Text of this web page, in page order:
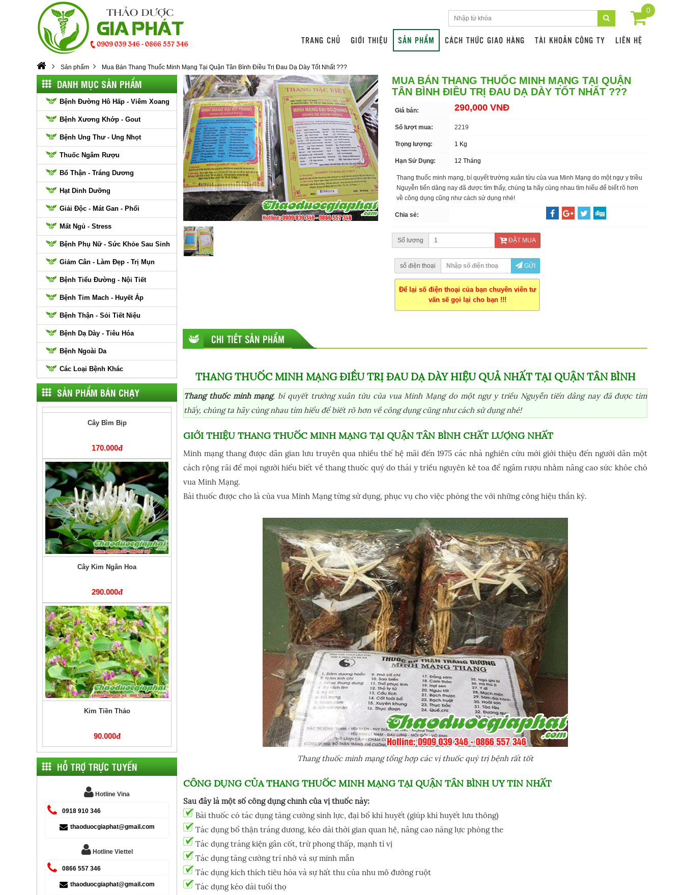
0
TRANG CHỦ GIỚI THIỆU SẢN PHẨM CÁCH THỨC GIAO HÀNG TÀI KHOẢN CÔNG TY LIÊN HỆ
Sản phẩm Mua Bán Thang Thuốc Minh Mạng Tại Quận Tân Bình Điều Trị Đau Dạ Dày Tốt Nhất ???
MUA BÁN THANG THUỐC MINH MẠNG TẠI QUẬN
TÂN BÌNH ĐIỀU TRỊ ĐAU DẠ DÀY TỐT NHẤT ???
Giá bán: 290,000 VNĐ
Số lượt mua: 2219
Trọng lượng: 1 Kg
Hạn Sử Dụng: 12 Tháng
Thang thuốc minh mạng, bí quyết trường xuân tửu của vua Minh Mạng do một ngự y triều
Nguyễn tiến dâng nay đã được tìm thấy, chúng ta hãy cùng nhau tìm hiểu để biết rõ hơn
về công dụng cũng như cách sử dụng nhé!
Chia sẻ:
Số lượng ĐẶT MUA
số điện thoại GỬI
Để lại số điện thoại của bạn chuyên viên tư
vấn sẽ gọi lại cho bạn !!!
CHI TIẾT SẢN PHẨM
THANG THUỐC MINH MẠNG ĐIỀU TRỊ ĐAU DẠ DÀY HIỆU QUẢ NHẤT TẠI QUẬN TÂN BÌNH
Thang thuốc minh mạng, bí quyết trường xuân tửu của vua Minh Mạng do một ngự y triều Nguyễn tiến dâng nay đã được tìm
thấy, chúng ta hãy cùng nhau tìm hiểu để biết rõ hơn về công dụng cũng như cách sử dụng nhé!
GIỚI THIỆU THANG THUỐC MINH MẠNG TẠI QUẬN TÂN BÌNH CHẤT LƯỢNG NHẤT
Minh mạng thang được dân gian lưu truyên qua nhiều thế hệ mãi đến 1975 các nhà nghiên cứu mới giới thiệu đến người dân một
cách rộng rãi để mọi người hiểu biết về thang thuốc quý do thái y triều nguyên kê toa để ngâm rượu nhằm nâng cao sức khỏe chó
vua Minh Mạng.
Bài thuốc được cho là của vua Minh Mạng từng sử dụng, phục vụ cho việc phòng the với những công hiệu thần kỳ.
Thang thuốc minh mạng tổng hợp các vị thuốc quý trị bệnh rất tốt
CÔNG DỤNG CỦA THANG THUỐC MINH MẠNG TẠI QUẬN TÂN BÌNH UY TÍN NHẤT
Sau đây là một số công dụng chính của vị thuốc này:
Bài thuốc có tác dụng tăng cường sinh lực, đại bổ khí huyết (giúp khí huyết lưu thông)
Tác dụng bổ thận tráng dương, kéo dài thời gian quan hệ, nâng cao năng lực phòng the
Tác dụng tráng kiện gân cốt, trừ phong thấp, mạnh tì vị
Tác dụng tăng cường trí nhớ và sự minh mẫn
Tác dụng kích thích tiêu hóa và sự hất thu của nhu mô đường ruột
Tác dụng kéo dài tuổi thọ
DANH MỤC SẢN PHẨM
Bệnh Đường Hô Hấp - Viêm Xoang
Bệnh Xương Khớp - Gout
Bệnh Ung Thư - Ung Nhọt
Thuốc Ngâm Rượu
Bổ Thận - Tráng Dương
Hạt Dinh Dưỡng
Giải Độc - Mát Gan - Phổi
Mất Ngủ - Stress
Bệnh Phụ Nữ - Sức Khỏe Sau Sinh
Giảm Cân - Làm Đẹp - Trị Mụn
Bệnh Tiểu Đường - Nội Tiết
Bệnh Tim Mach - Huyết Áp
Bệnh Thận - Sỏi Tiết Niệu
Bệnh Dạ Dày - Tiêu Hóa
Bệnh Ngoài Da
Các Loại Bệnh Khác
SẢN PHẨM BÁN CHẠY
Cây Bìm Bịp
170.000đ
Cây Kim Ngân Hoa
290.000đ
Kim Tiền Thảo
90.000đ
Cây Cỏ Mực
70.000đ
HỖ TRỢ TRỰC TUYẾN
Hotline Vina
0918 910 346
thaoduocgiaphat@gmail.com
Hotline Viettel
0866 557 346
thaoduocgiaphat@gmail.com